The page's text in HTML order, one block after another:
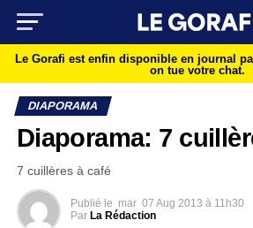
Le Gorafi est enfin disponible en journal
on tue votre chat.
DIAPORAMA
Diaporama: 7
7 cuillères à café
Publié le mar 07 Aug 2013 à 11h30
Par La Rédaction